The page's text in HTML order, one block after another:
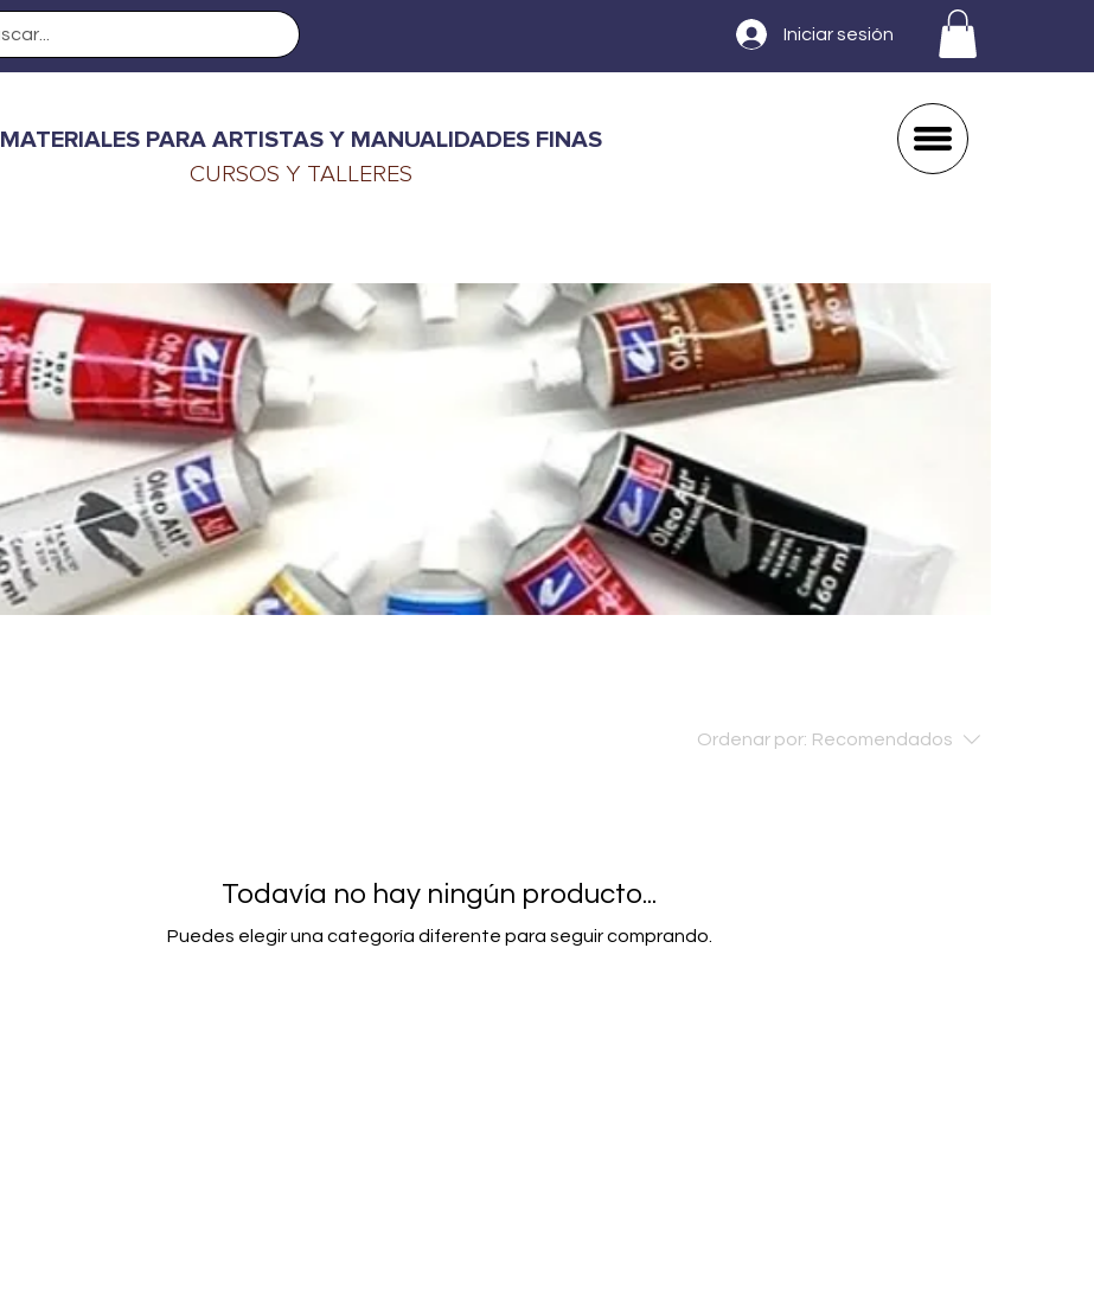
Iniciar sesión
MATERIALES PARA ARTISTAS Y MANUALIDADES FINAS
CURSOS Y TALLERES
Ordenar por: Recomendados
Todavía no hay ningún producto...
Puedes elegir una categoría diferente para seguir comprando.